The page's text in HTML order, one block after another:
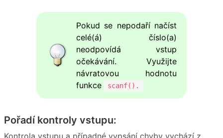
Pokud se nepodaří načíst
celé(á) číslo(a)
neodpovídá vstup
očekávání. Využijte
návratovou hodnotu
funkce
scanf().
Pořadí kontroly vstupu: